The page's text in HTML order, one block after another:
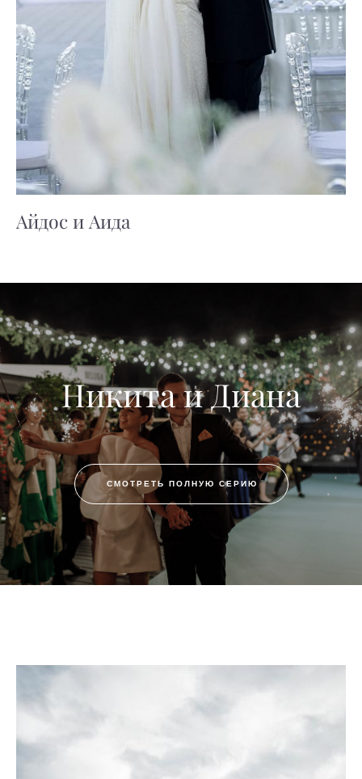
Айдос и Аида
Никита и Диана
СМОТРЕТЬ ПОЛНУЮ СЕРИЮ